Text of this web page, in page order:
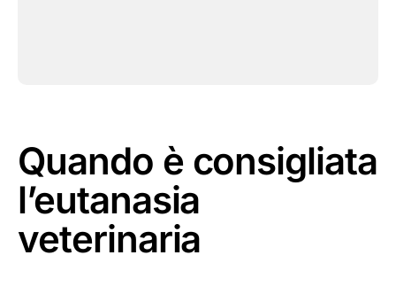
Quando è consigliata
l’eutanasia
veterinaria